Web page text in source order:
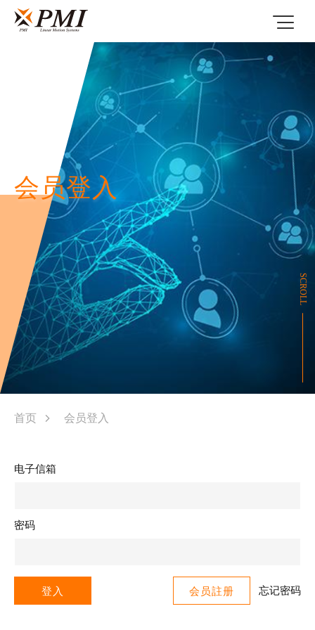
会员登入
SCROLL
首页 会员登入
电子信箱
密码
登入 会员註册 忘记密码